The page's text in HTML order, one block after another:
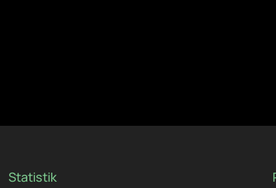
Statistik